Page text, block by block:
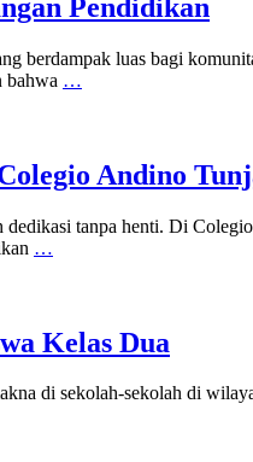
Pendidikan
berdampak luas bagi
bahwa …
Andino
tanpa henti. Di
…
Kelas Dua
di sekolah-sekolah di